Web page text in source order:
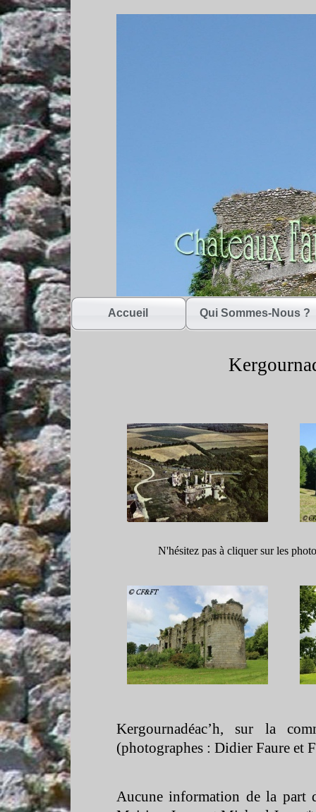
Accueil Qui Sommes-Nous ?
N'hésitez pas à cliquer sur les
Kergournadéac’h, sur la
(photographes : Didier Faure et
Aucune information de la part